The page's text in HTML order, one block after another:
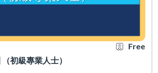
初級專業人士）
Free